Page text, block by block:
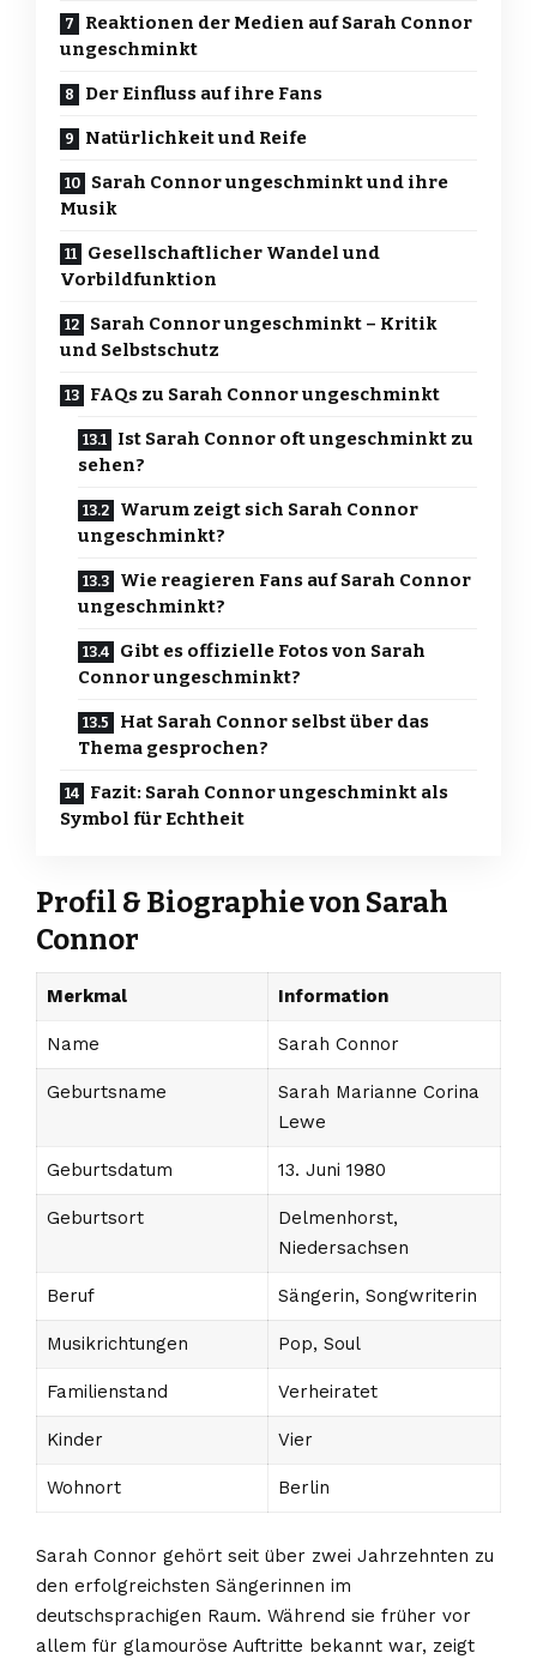
Reaktionen der Medien auf Sarah Connor
ungeschminkt
Der Einfluss auf ihre Fans
Natürlichkeit und Reife
Sarah Connor ungeschminkt und ihre
Musik
Gesellschaftlicher Wandel und
Vorbildfunktion
Sarah Connor ungeschminkt – Kritik
und Selbstschutz
FAQs zu Sarah Connor ungeschminkt
Ist Sarah Connor oft ungeschminkt zu
sehen?
Warum zeigt sich Sarah Connor
ungeschminkt?
Wie reagieren Fans auf Sarah Connor
ungeschminkt?
Gibt es offizielle Fotos von Sarah
Connor ungeschminkt?
Hat Sarah Connor selbst über das
Thema gesprochen?
Fazit: Sarah Connor ungeschminkt als
Symbol für Echtheit
Profil & Biographie von Sarah
Connor
Merkmal Information
Name Sarah Connor
Geburtsname
Sarah Marianne Corina
Lewe
Geburtsdatum 13. Juni 1980
Geburtsort
Delmenhorst,
Niedersachsen
Beruf Sängerin, Songwriterin
Musikrichtungen Pop, Soul
Familienstand Verheiratet
Kinder Vier
Wohnort Berlin
Sarah Connor gehört seit über zwei Jahrzehnten zu
den erfolgreichsten Sängerinnen im
deutschsprachigen Raum. Während sie früher vor
allem für glamouröse Auftritte bekannt war, zeigt